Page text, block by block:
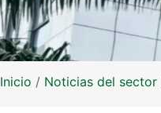
Inicio / Noticias del sector